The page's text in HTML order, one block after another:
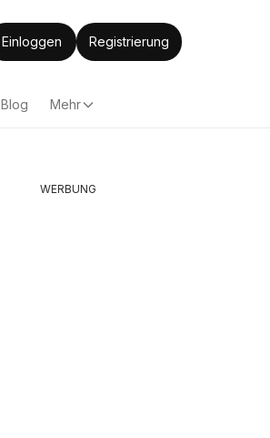
Einloggen Registrierung
Blog Mehr
WERBUNG